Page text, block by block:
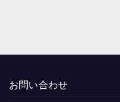
お問い合わせ